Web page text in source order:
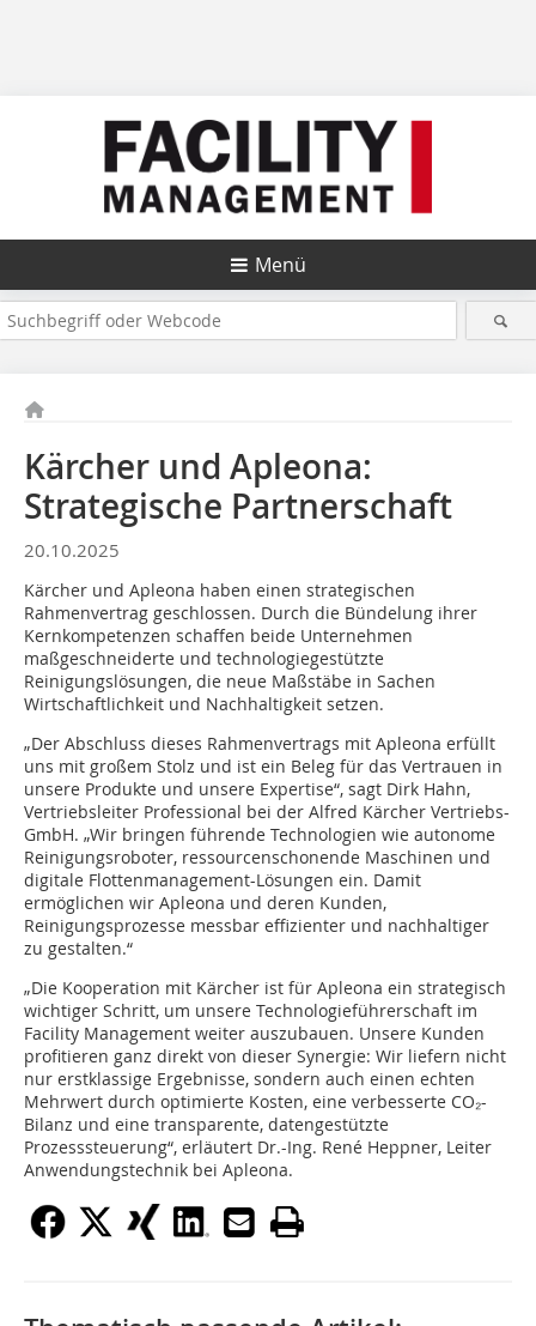
Menü
Kärcher und Apleona:
Strategische Partnerschaft
20.10.2025
Kärcher und Apleona haben einen strategischen
Rahmenvertrag geschlossen. Durch die Bündelung ihrer
Kernkompetenzen schaffen beide Unternehmen
maßgeschneiderte und technologiegestützte
Reinigungslösungen, die neue Maßstäbe in Sachen
Wirtschaftlichkeit und Nachhaltigkeit setzen.
„Der Abschluss dieses Rahmenvertrags mit Apleona erfüllt
uns mit großem Stolz und ist ein Beleg für das Vertrauen in
unsere Produkte und unsere Expertise“, sagt Dirk Hahn,
Vertriebsleiter Professional bei der Alfred Kärcher Vertriebs-
GmbH. „Wir bringen führende Technologien wie autonome
Reinigungsroboter, ressourcenschonende Maschinen und
digitale Flottenmanagement-Lösungen ein. Damit
ermöglichen wir Apleona und deren Kunden,
Reinigungsprozesse messbar effizienter und nachhaltiger
zu gestalten.“
„Die Kooperation mit Kärcher ist für Apleona ein strategisch
wichtiger Schritt, um unsere Technologieführerschaft im
Facility Management weiter auszubauen. Unsere Kunden
profitieren ganz direkt von dieser Synergie: Wir liefern nicht
nur erstklassige Ergebnisse, sondern auch einen echten
Mehrwert durch optimierte Kosten, eine verbesserte CO₂-
Bilanz und eine transparente, datengestützte
Prozesssteuerung“, erläutert Dr.-Ing. René Heppner, Leiter
Anwendungstechnik bei Apleona.